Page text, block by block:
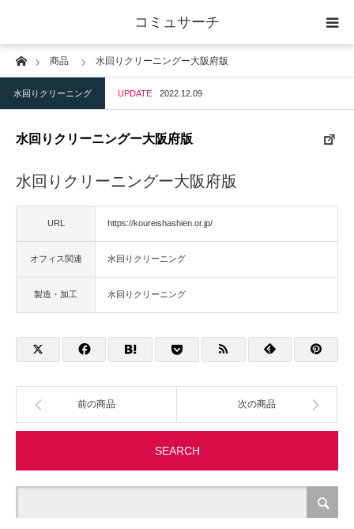
コミュサーチ
Home商品 水回りクリーニングー大阪府版
水回りクリーニング UPDATE 2022.12.09
水回りクリーニングー大阪府版
水回りクリーニングー大阪府版
URL https://koureishashien.or.jp/
オフィス関連 水回りクリーニング
製造・加工 水回りクリーニング
前の商品 次の商品
SEARCH
ホーム
士業
店舗・建築
物流・運送
事務